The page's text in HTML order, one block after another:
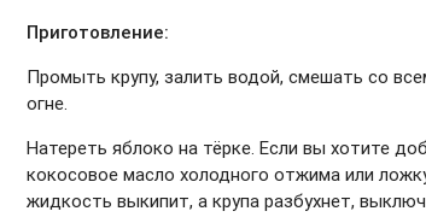
Приготовление:
Промыть крупу, залить водой, смешать со
огне.
Натереть яблоко на тёрке. Если вы хотите
кокосовое масло холодного отжима или
жидкость выкипит, а крупа разбухнет,